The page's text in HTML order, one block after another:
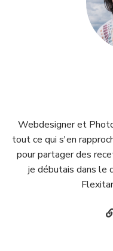
Webdesigner et
tout ce qui s'en
pour partager des
je débutais dans le